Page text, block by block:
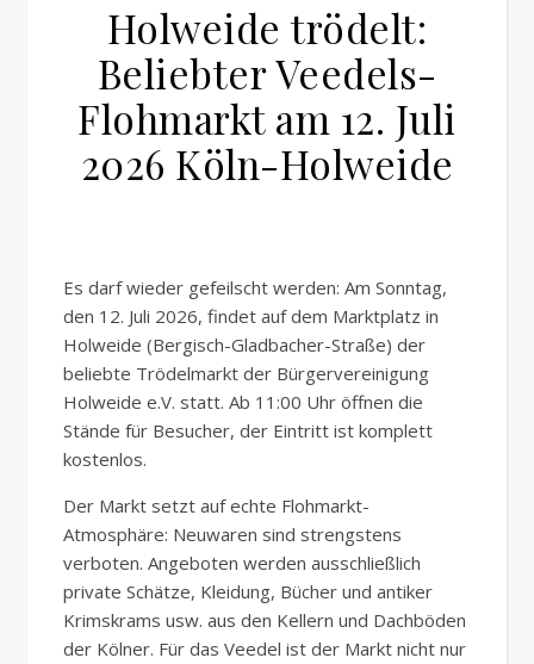
Holweide trödelt:
Beliebter Veedels-
Flohmarkt am 12. Juli
2026 Köln-Holweide
Es darf wieder gefeilscht werden: Am Sonntag,
den 12. Juli 2026, findet auf dem Marktplatz in
Holweide (Bergisch-Gladbacher-Straße) der
beliebte Trödelmarkt der Bürgervereinigung
Holweide e.V. statt. Ab 11:00 Uhr öffnen die
Stände für Besucher, der Eintritt ist komplett
kostenlos.
Der Markt setzt auf echte Flohmarkt-
Atmosphäre: Neuwaren sind strengstens
verboten. Angeboten werden ausschließlich
private Schätze, Kleidung, Bücher und antiker
Krimskrams usw. aus den Kellern und Dachböden
der Kölner. Für das Veedel ist der Markt nicht nur